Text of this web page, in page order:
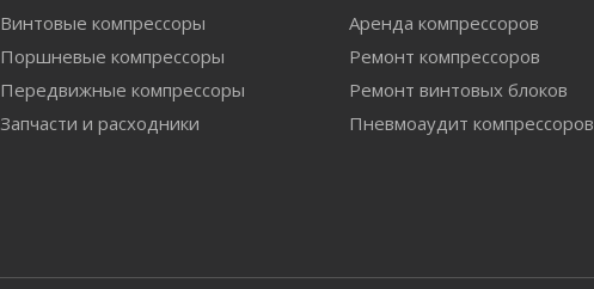
Винтовые компрессоры
Поршневые компрессоры
Передвижные компрессоры
Запчасти и расходники
Аренда компрессоров
Ремонт компрессоров
Ремонт винтовых блоков
Пневмоаудит компрессоров